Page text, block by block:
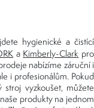
hygienické a čistící
a Kimberly-Clark pro
nabízíme záruční i
i profesionálům. Pokud
vyzkoušet, můžete
produkty na jednom